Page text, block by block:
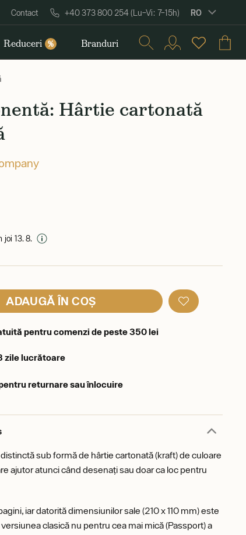
Contact +40 373 800 254 (Lu–Vi: 7–15h) RO
Reduceri % Branduri
Hârtie cartonată
joi 13. 8.
ADAUGĂ ÎN COȘ
pentru comenzi de peste 350 lei
zile lucrătoare
returnare sau înlocuire
sub formă de hârtie cartonată (kraft) de culoare
ajutor atunci când desenați sau doar ca loc pentru
iar datorită dimensiunilor sale (210 x 110 mm) este
clasică nu pentru cea mai mică (Passport) a